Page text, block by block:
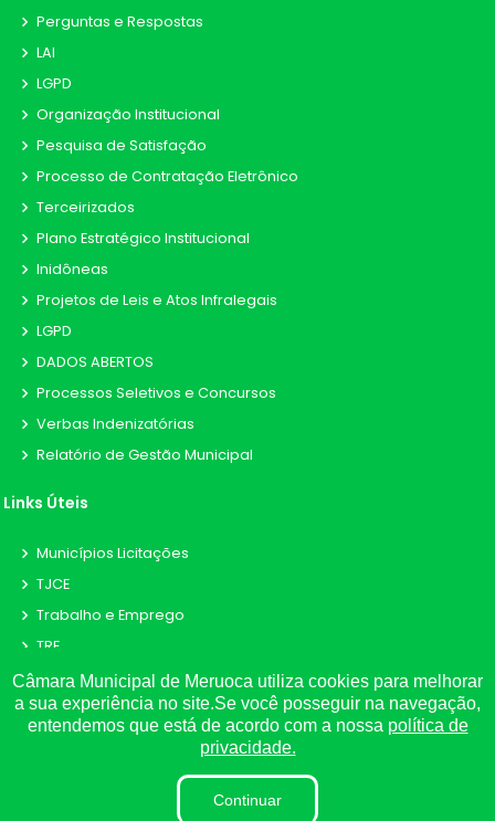
Perguntas e Respostas
LAI
LGPD
Organização Institucional
Pesquisa de Satisfação
Processo de Contratação Eletrônico
Terceirizados
Plano Estratégico Institucional
Inidôneas
Projetos de Leis e Atos Infralegais
LGPD
DADOS ABERTOS
Processos Seletivos e Concursos
Verbas Indenizatórias
Relatório de Gestão Municipal
Links Úteis
Municípios Licitações
TJCE
Trabalho e Emprego
TRE
TCE
Plugwin Sistemas. Todos os direitos reservados.
Câmara Municipal de Meruoca utiliza cookies para melhorar
a sua experiência no site.Se você posseguir na navegação,
entendemos que está de acordo com a nossa política de
privacidade.
Continuar